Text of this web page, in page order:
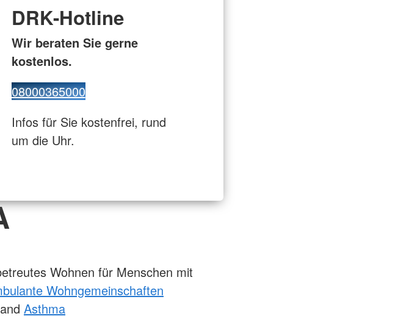
DRK-Hotline
Wir beraten Sie gerne
kostenlos.
08000365000
Infos für Sie kostenfrei, rund
um die Uhr.
Wohnen für Menschen mit
Wohngemeinschaften
Asthma